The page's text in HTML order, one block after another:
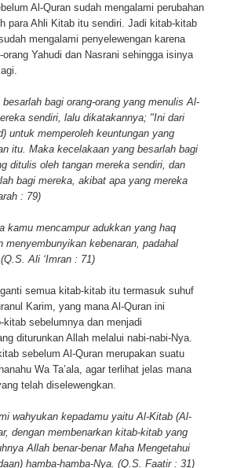
Al-Quran sudah mengalami perubahan
para Ahli Kitab itu sendiri. Jadi kitab-kitab
mengalami penyelewengan karena
Yahudi dan Nasrani sehingga isinya
bagi orang-orang yang menulis Al-
sendiri, lalu dikatakannya; "Ini dari
untuk memperoleh keuntungan yang
itu. Maka kecelakaan yang besarlah bagi
ditulis oleh tangan mereka sendiri, dan
bagi mereka, akibat apa yang mereka
: 79)
kamu mencampur adukkan yang haq
menyembunyikan kebenaran, padahal
Ali ‘Imran : 71)
semua kitab-kitab itu termasuk suhuf
Karim, yang mana Al-Quran ini
sebelumnya dan menjadi
diturunkan Allah melalui nabi-nabi-Nya.
sebelum Al-Quran merupakan suatu
Wa Ta’ala, agar terlihat jelas mana
telah diselewengkan.
wahyukan kepadamu yaitu Al-Kitab (Al-
dengan membenarkan kitab-kitab yang
Allah benar-benar Maha Mengetahui
hamba-hamba-Nya. (Q.S. Faatir : 31)